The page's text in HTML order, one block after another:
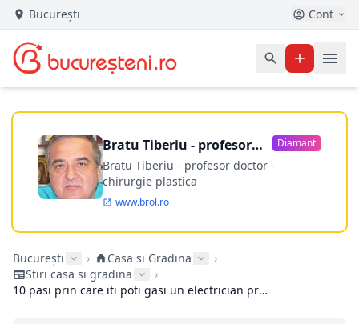
București Cont
Bratu Tiberiu - profesor
doctor
Diamant
Bratu Tiberiu - profesor doctor -
chirurgie plastica
www.brol.ro
București › Casa si Gradina
›
Stiri casa si gradina
›
10 pasi prin care iti poti gasi un electrician profesionist